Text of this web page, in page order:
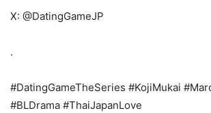
X: @DatingGameJP
.
#DatingGameTheSeries #KojiMukai
#BLDrama #ThaiJapanLove